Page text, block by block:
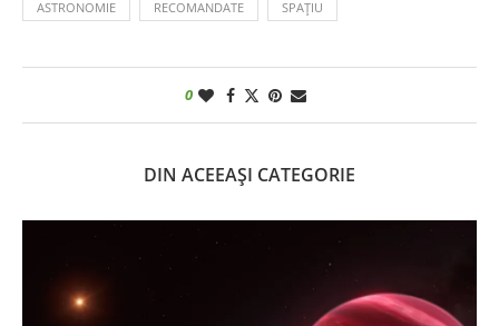
ASTRONOMIE RECOMANDATE SPAȚIU
0
DIN ACEEAȘI CATEGORIE